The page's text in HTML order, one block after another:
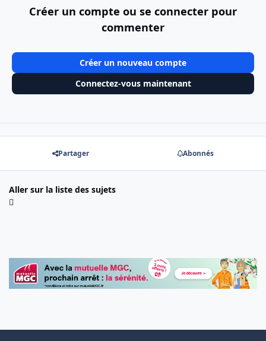
Créer un compte ou se connecter pour
commenter
Créer un nouveau compte
Connectez-vous maintenant
Partager Abonnés
Aller sur la liste des sujets